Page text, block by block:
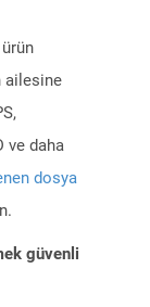
ailesine
ve daha
dosya
güvenli